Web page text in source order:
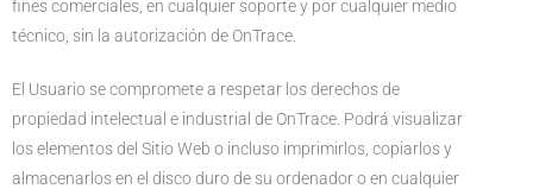
fines comerciales, en cualquier soporte y por cualquier medio
técnico, sin la autorización de OnTrace.
El Usuario se compromete a respetar los derechos de
propiedad intelectual e industrial de OnTrace. Podrá visualizar
los elementos del Sitio Web o incluso imprimirlos, copiarlos y
almacenarlos en el disco duro de su ordenador o en cualquier